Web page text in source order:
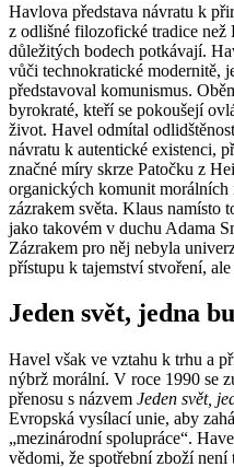
Havlova představa návratu k
z odlišné filozofické tradice než
důležitých bodech potkávají.
vůči technokratické modernitě,
představoval komunismus.
byrokraté, kteří se pokoušejí
život. Havel odmítal
návratu k autentické existenci,
značné míry skrze Patočku z
organických komunit morálních
zázrakem světa. Klaus
jako takovém v duchu Adama
Zázrakem pro něj nebyla
přístupu k tajemství stvoření,
Jeden svět, jedna
Havel však ve vztahu k trhu a
nýbrž morální. V roce 1990 se
přenosu s názvem Jeden svět,
Evropská vysílací unie, aby
„mezinárodní spolupráce“.
vědomi, že spotřební zboží